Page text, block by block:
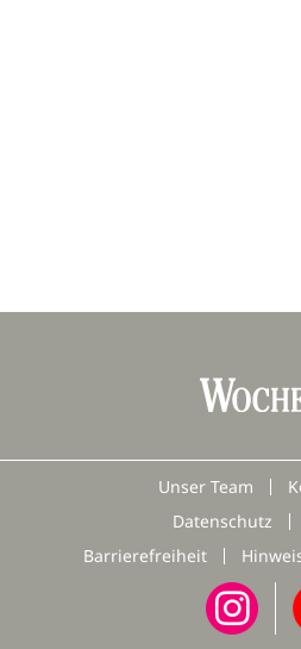
Unser Team
Datenschutz
Barrierefreiheit